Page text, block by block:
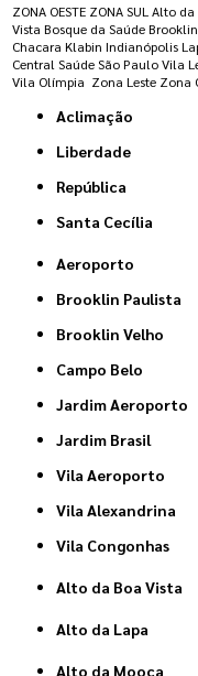
ZONA OESTE ZONA SUL Alto da
Vista Bosque da Saúde
Chacara Klabin Indianópolis
Central Saúde São Paulo Vila
Vila Olímpia Zona Leste Zona
Aclimação
Liberdade
República
Santa Cecília
Aeroporto
Brooklin Paulista
Brooklin Velho
Campo Belo
Jardim Aeroporto
Jardim Brasil
Vila Aeroporto
Vila Alexandrina
Vila Congonhas
Alto da Boa Vista
Alto da Lapa
Alto da Mooca